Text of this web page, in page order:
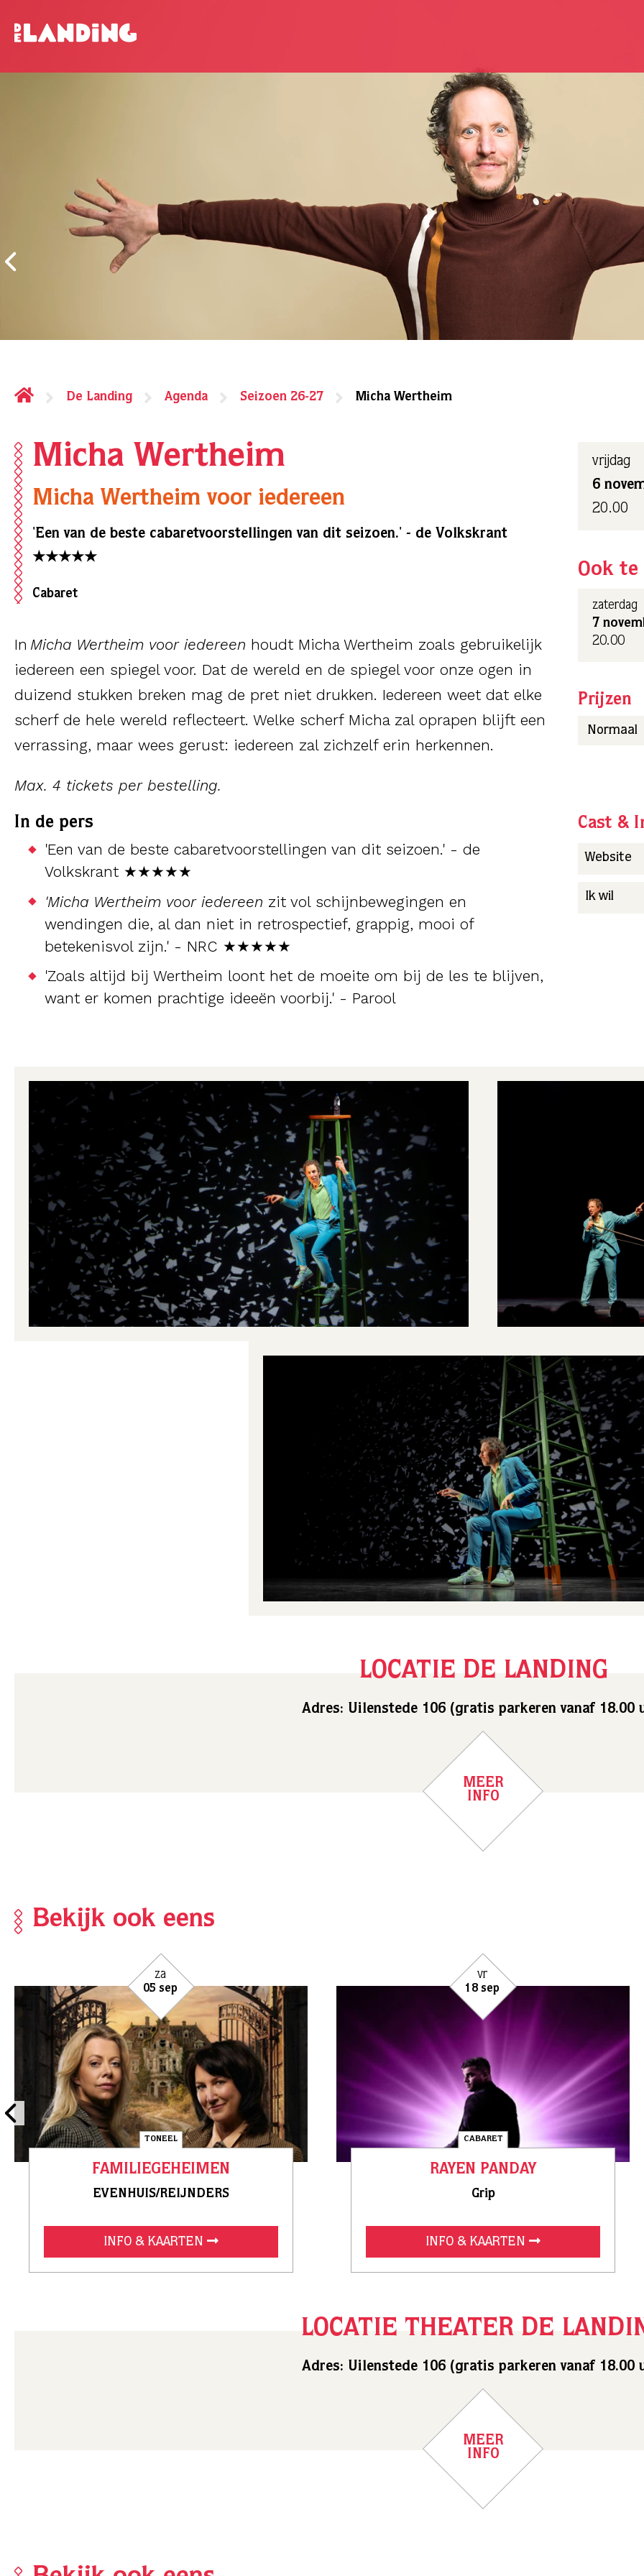
De Landing Agenda Seizoen 26-27 Micha Wertheim
Micha Wertheim
Micha Wertheim voor iedereen
'Een van de beste cabaretvoorstellingen van dit seizoen.' - de Volkskrant
★★★★★
Cabaret
In Micha Wertheim voor iedereen houdt Micha Wertheim zoals gebruikelijk
iedereen een spiegel voor. Dat de wereld en de spiegel voor onze ogen in
duizend stukken breken mag de pret niet drukken. Iedereen weet dat elke
scherf de hele wereld reflecteert. Welke scherf Micha zal oprapen blijft een
verrassing, maar wees gerust: iedereen zal zichzelf erin herkennen.
Max. 4 tickets per bestelling.
In de pers
'Een van de beste cabaretvoorstellingen van dit seizoen.' - de
Volkskrant ★★★★★
'Micha Wertheim voor iedereen zit vol schijnbewegingen en
wendingen die, al dan niet in retrospectief, grappig, mooi of
betekenisvol zijn.' - NRC ★★★★★
'Zoals altijd bij Wertheim loont het de moeite om bij de les te blijven,
want er komen prachtige ideeën voorbij.' - Parool
vrijdag
6
20.00
Ook te
zaterdag
7
20.00
Prijzen
Normaal
Cast &
Website
Ik wil
LOCATIE DE LANDING
Adres: Uilenstede 106 (gratis parkeren vanaf 18.00
MEER
INFO
Bekijk ook eens
za
05 sep
TONEEL
FAMILIEGEHEIMEN
EVENHUIS/REIJNDERS
INFO & KAARTEN
vr
18 sep
CABARET
RAYEN PANDAY
Grip
INFO & KAARTEN
LOCATIE THEATER DE
Adres: Uilenstede 106 (gratis parkeren vanaf 18.00
MEER
INFO